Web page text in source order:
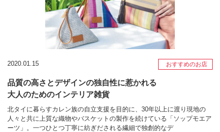
2020.01.15 おすすめのお店
品質の高さとデザインの独自性に惹かれる
大人のためのインテリア雑貨
北タイに暮らすカレン族の自立支援を目的に、30年以上に渡り現地の
人々と共に上質な織物やバスケットの製作を続けている「ソップモエア
ーツ」。一つひとつ丁寧に紡ぎだされる繊細で独創的なデ